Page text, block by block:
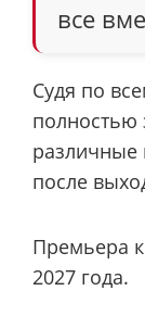
все
Судя по
различные
после
Премьера
2027 года.